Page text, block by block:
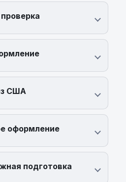
США
оформление
подготовка